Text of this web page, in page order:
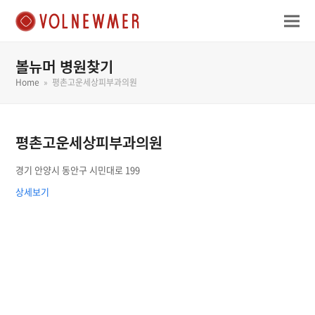
볼뉴머 병원찾기
Home » 평촌고운세상피부과의원
평촌고운세상피부과의원
경기 안양시 동안구 시민대로 199
상세보기